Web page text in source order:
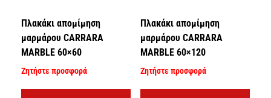
Πλακάκι απομίμηση
μαρμάρου CARRARA
MARBLE 60×60
Ζητήστε προσφορά
Πλακάκι απομίμηση
μαρμάρου CARRARA
MARBLE 60×120
Ζητήστε προσφορά